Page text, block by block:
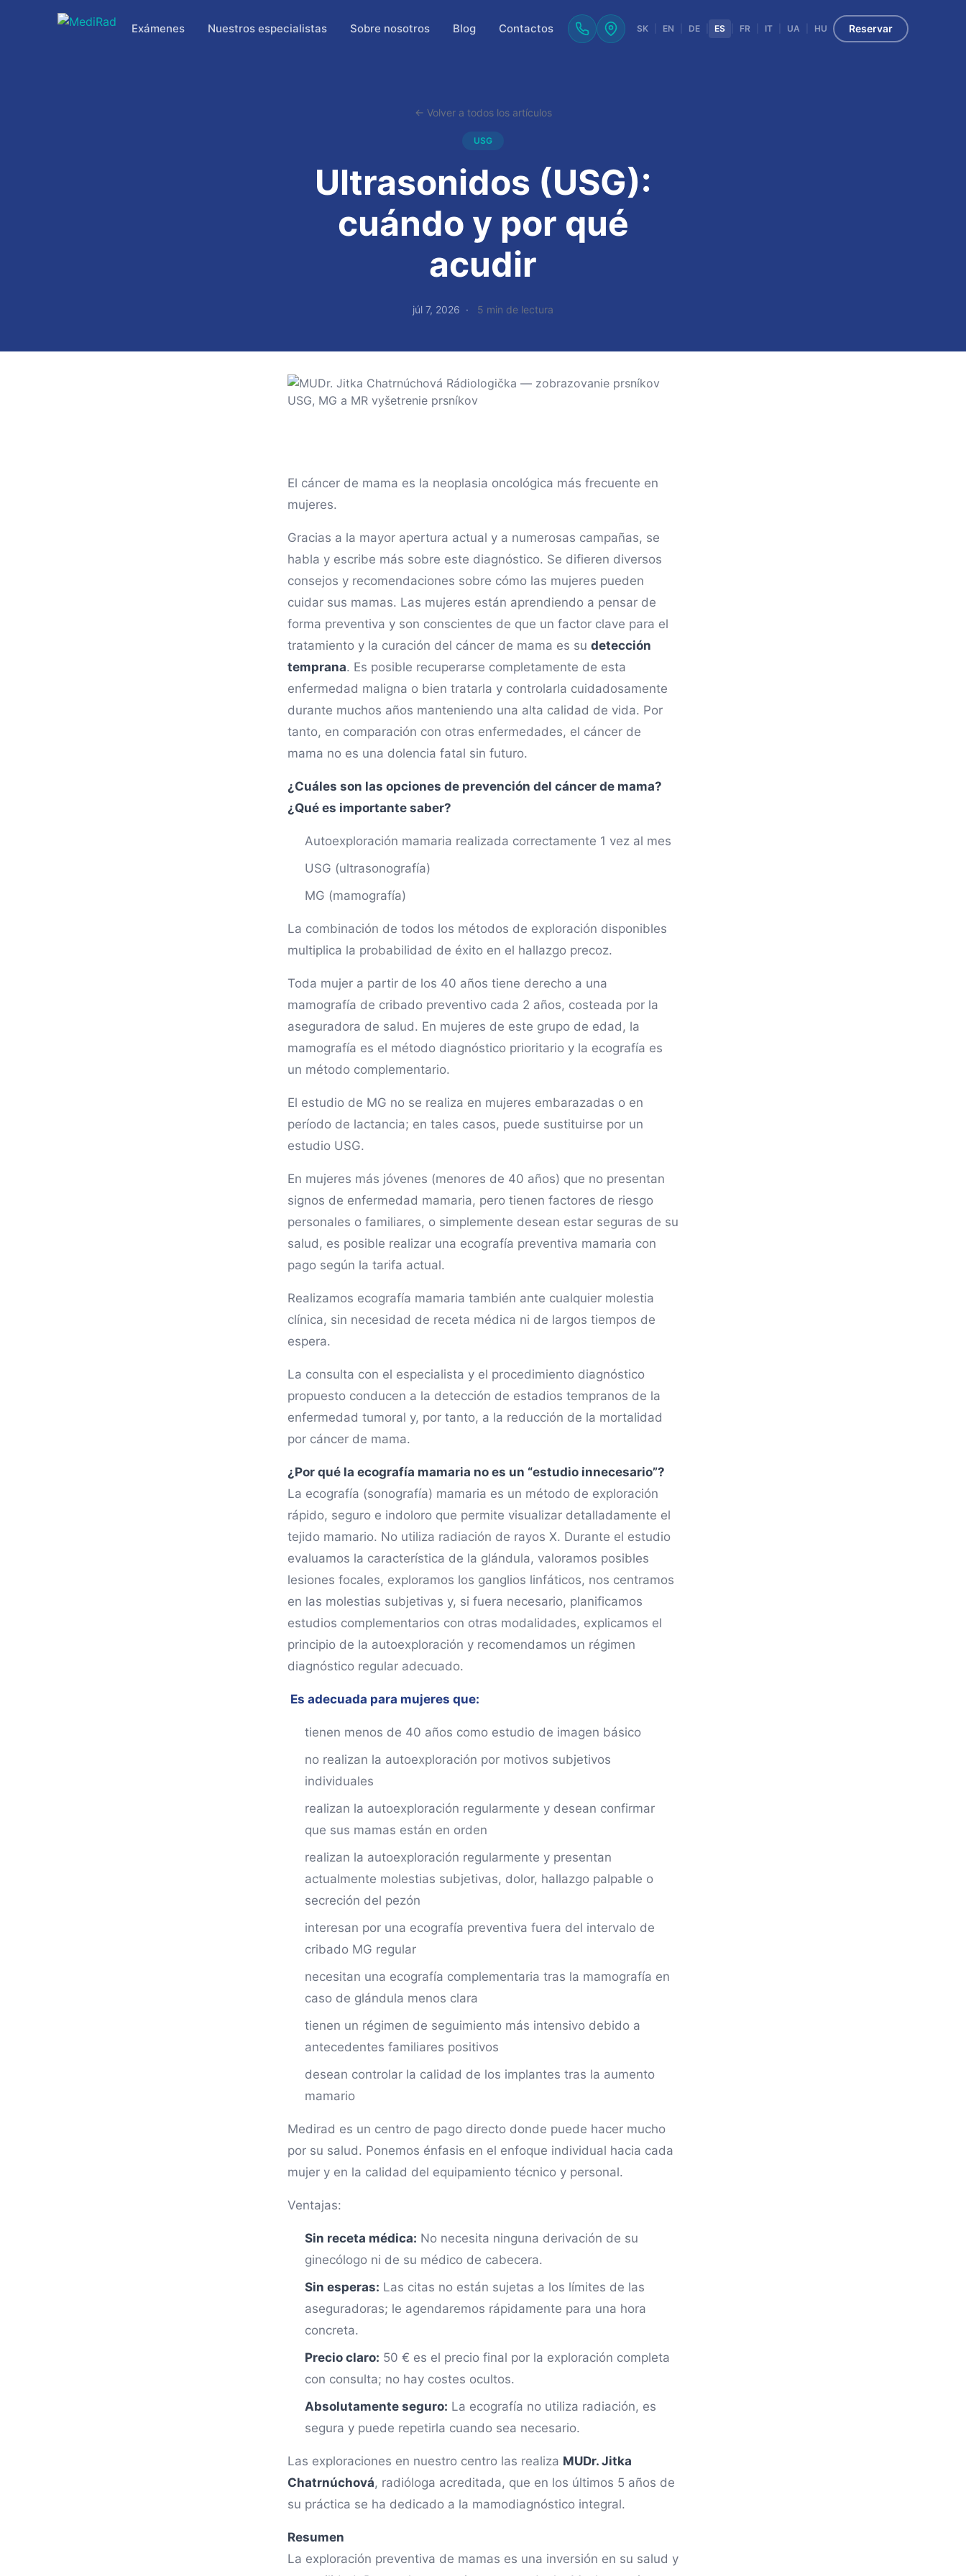
Exámenes Nuestros especialistas Sobre nosotros Blog Contactos SK EN DE ES FR IT UA HU Reservar
← Volver a todos los artículos
USG
Ultrasonidos (USG):
cuándo y por qué
acudir
júl 7, 2026 5 min de lectura
El cáncer de mama es la neoplasia oncológica más frecuente en
mujeres.
Gracias a la mayor apertura actual y a numerosas campañas, se
habla y escribe más sobre este diagnóstico. Se difieren diversos
consejos y recomendaciones sobre cómo las mujeres pueden
cuidar sus mamas. Las mujeres están aprendiendo a pensar de
forma preventiva y son conscientes de que un factor clave para el
tratamiento y la curación del cáncer de mama es su detección
temprana. Es posible recuperarse completamente de esta
enfermedad maligna o bien tratarla y controlarla cuidadosamente
durante muchos años manteniendo una alta calidad de vida. Por
tanto, en comparación con otras enfermedades, el cáncer de
mama no es una dolencia fatal sin futuro.
¿Cuáles son las opciones de prevención del cáncer de mama?
¿Qué es importante saber?
Autoexploración mamaria realizada correctamente 1 vez al mes
USG (ultrasonografía)
MG (mamografía)
La combinación de todos los métodos de exploración disponibles
multiplica la probabilidad de éxito en el hallazgo precoz.
Toda mujer a partir de los 40 años tiene derecho a una
mamografía de cribado preventivo cada 2 años, costeada por la
aseguradora de salud. En mujeres de este grupo de edad, la
mamografía es el método diagnóstico prioritario y la ecografía es
un método complementario.
El estudio de MG no se realiza en mujeres embarazadas o en
período de lactancia; en tales casos, puede sustituirse por un
estudio USG.
En mujeres más jóvenes (menores de 40 años) que no presentan
signos de enfermedad mamaria, pero tienen factores de riesgo
personales o familiares, o simplemente desean estar seguras de su
salud, es posible realizar una ecografía preventiva mamaria con
pago según la tarifa actual.
Realizamos ecografía mamaria también ante cualquier molestia
clínica, sin necesidad de receta médica ni de largos tiempos de
espera.
La consulta con el especialista y el procedimiento diagnóstico
propuesto conducen a la detección de estadios tempranos de la
enfermedad tumoral y, por tanto, a la reducción de la mortalidad
por cáncer de mama.
¿Por qué la ecografía mamaria no es un “estudio innecesario”?
La ecografía (sonografía) mamaria es un método de exploración
rápido, seguro e indoloro que permite visualizar detalladamente el
tejido mamario. No utiliza radiación de rayos X. Durante el estudio
evaluamos la característica de la glándula, valoramos posibles
lesiones focales, exploramos los ganglios linfáticos, nos centramos
en las molestias subjetivas y, si fuera necesario, planificamos
estudios complementarios con otras modalidades, explicamos el
principio de la autoexploración y recomendamos un régimen
diagnóstico regular adecuado.
Es adecuada para mujeres que:
tienen menos de 40 años como estudio de imagen básico
no realizan la autoexploración por motivos subjetivos
individuales
realizan la autoexploración regularmente y desean confirmar
que sus mamas están en orden
realizan la autoexploración regularmente y presentan
actualmente molestias subjetivas, dolor, hallazgo palpable o
secreción del pezón
interesan por una ecografía preventiva fuera del intervalo de
cribado MG regular
necesitan una ecografía complementaria tras la mamografía en
caso de glándula menos clara
tienen un régimen de seguimiento más intensivo debido a
antecedentes familiares positivos
desean controlar la calidad de los implantes tras la aumento
mamario
Medirad es un centro de pago directo donde puede hacer mucho
por su salud. Ponemos énfasis en el enfoque individual hacia cada
mujer y en la calidad del equipamiento técnico y personal.
Ventajas:
Sin receta médica: No necesita ninguna derivación de su
ginecólogo ni de su médico de cabecera.
Sin esperas: Las citas no están sujetas a los límites de las
aseguradoras; le agendaremos rápidamente para una hora
concreta.
Precio claro: 50 € es el precio final por la exploración completa
con consulta; no hay costes ocultos.
Absolutamente seguro: La ecografía no utiliza radiación, es
segura y puede repetirla cuando sea necesario.
Las exploraciones en nuestro centro las realiza MUDr. Jitka
Chatrnúchová, radióloga acreditada, que en los últimos 5 años de
su práctica se ha dedicado a la mamodiagnóstico integral.
Resumen
La exploración preventiva de mamas es una inversión en su salud y